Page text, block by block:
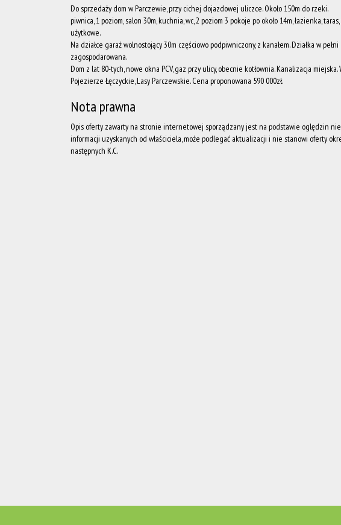
Do sprzedaży dom w Parczewie, przy cichej dojazdowej uliczce. Około 150m do rzeki.
piwnica, 1 poziom, salon 30m, kuchnia, wc, 2 poziom 3 pokoje po około 14m, łazienka,
użytkowe.
Na działce garaż wolnostojący 30m częściowo podpiwniczony, z kanałem. Działka w pełni
zagospodarowana.
Dom z lat 80-tych, nowe okna PCV, gaz przy ulicy, obecnie kotłownia. Kanalizacja miejska.
Pojezierze Łęczyckie, Lasy Parczewskie. Cena proponowana 590 000zł.
Nota prawna
Opis oferty zawarty na stronie internetowej sporządzany jest na podstawie oględzin
informacji uzyskanych od właściciela, może podlegać aktualizacji i nie stanowi oferty
następnych K.C.